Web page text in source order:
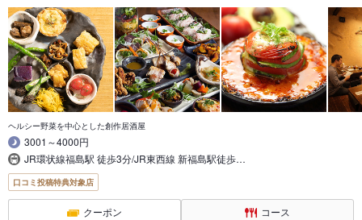
ヘルシー野菜を中心とした創作居酒屋
3001～4000円
JR環状線福島駅 徒歩3分/JR東西線 新福島駅徒歩…
口コミ投稿特典対象店
クーポン コース